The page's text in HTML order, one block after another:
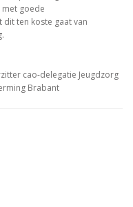
goede
ten koste gaat van
cao-delegatie Jeugdzorg
Brabant